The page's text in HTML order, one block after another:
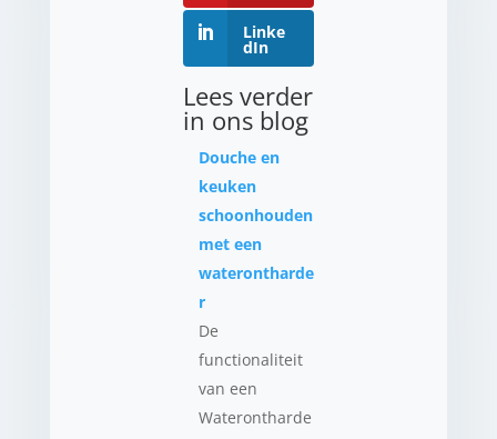
Linke
dIn
Lees verder
in ons blog
Douche en
keuken
schoonhouden
met een
waterontharde
r
De
functionaliteit
van een
Waterontharde